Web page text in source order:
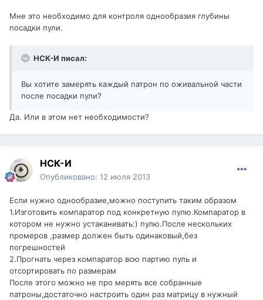
Мне это необходимо для контроля однообразия глубины
посадки пули.
НСК-И писал:
Вы хотите замерять каждый патрон по оживальной части
после посадки пули?
Да. Или в этом нет необходимости?
НСК-И
Опубликовано: 12 июля 2013
Если нужно однообразие,можно поступить таким образом
1.Изготовить компаратор под конкретную пулю.Компаратор в
котором не нужно устаканивать:) пулю.После нескольких
промеров ,размер должен быть одинаковый,без
погрешностей
2.Прогнать через компаратор всю партию пуль и
отсортировать по размерам
После этого можно не про мерять все собранные
патроны,достаточно настроить один раз матрицу в нужный